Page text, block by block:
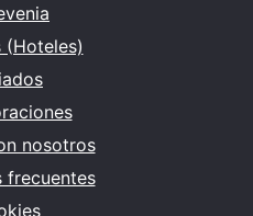
(Hoteles)
nosotros
frecuentes